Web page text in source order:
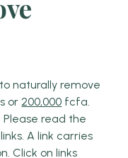
naturally remove
or200,000 fcfa.
Please read the
A link carries
Click on links